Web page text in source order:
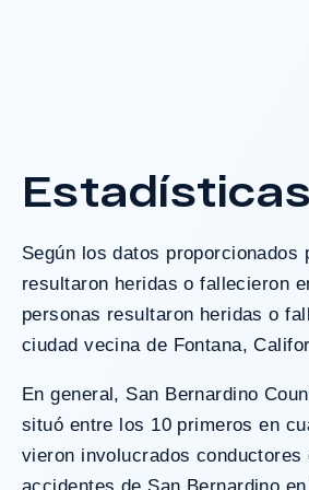
Según los datos
resultaron heridas o fallecieron
personas resultaron heridas o
ciudad vecina de Fontana,
En general, San Bernardino
situó entre los 10 primeros en
vieron involucrados